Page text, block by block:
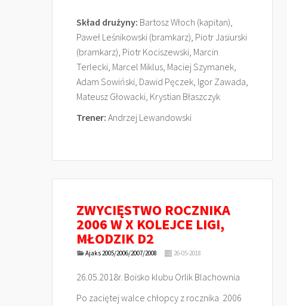
Skład drużyny: Bartosz Włoch (kapitan),
Paweł Leśnikowski (bramkarz), Piotr Jasiurski
(bramkarz), Piotr Kociszewski, Marcin
Terlecki, Marcel Miklus, Maciej Szymanek,
Adam Sowiński, Dawid Pęczek, Igor Zawada,
Mateusz Głowacki, Krystian Błaszczyk
Trener: Andrzej Lewandowski
ZWYCIĘSTWO ROCZNIKA
2006 W X KOLEJCE LIGI,
MŁODZIK D2
Ajaks 2005/2006/2007/2008 26-05-2018
26.05.2018r. Boisko klubu Orlik Blachownia
Po zaciętej walce chłopcy z rocznika 2006